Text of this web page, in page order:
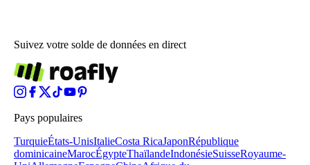
Suivez votre solde de données en direct
Pays populaires
TurquieÉtats-UnisItalieCosta RicaJaponRépublique
dominicaineMarocÉgypteThaïlandeIndonésieSuisseRoyaume-